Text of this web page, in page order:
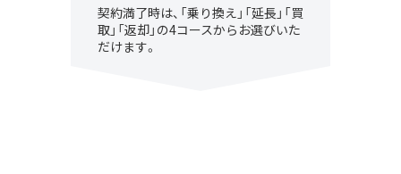
契約満了時は、「乗り換え」「延長」「買
取」「返却」の4コースからお選びいた
だけます。